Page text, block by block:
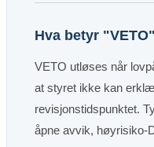
Hva betyr
VETO utløses når
at styret ikke kan
revisjonstidspunktet.
åpne avvik, høyrisiko-